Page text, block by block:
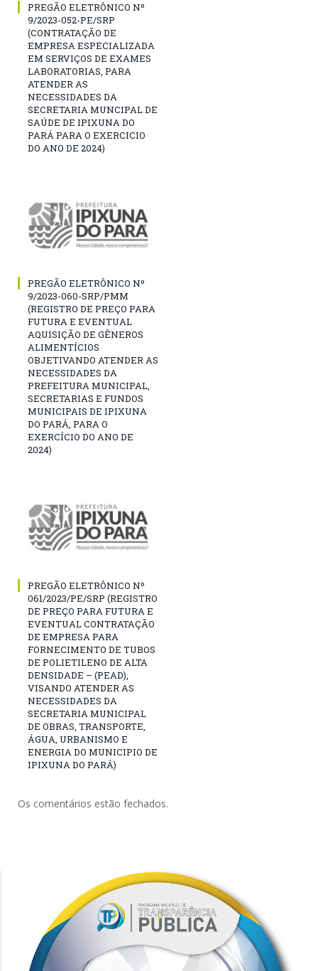
PREGÃO ELETRÔNICO Nº
9/2023-052-PE/SRP
(CONTRATAÇÃO DE
EMPRESA ESPECIALIZADA
EM SERVIÇOS DE EXAMES
LABORATORIAS, PARA
ATENDER AS
NECESSIDADES DA
SECRETARIA MUNCIPAL DE
SAÚDE DE IPIXUNA DO
PARÁ PARA O EXERCICIO
DO ANO DE 2024)
PREGÃO ELETRÔNICO Nº
9/2023-060-SRP/PMM
(REGISTRO DE PREÇO PARA
FUTURA E EVENTUAL
AQUISIÇÃO DE GÊNEROS
ALIMENTÍCIOS
OBJETIVANDO ATENDER AS
NECESSIDADES DA
PREFEITURA MUNICIPAL,
SECRETARIAS E FUNDOS
MUNICIPAIS DE IPIXUNA
DO PARÁ, PARA O
EXERCÍCIO DO ANO DE
2024)
PREGÃO ELETRÔNICO Nº
061/2023/PE/SRP (REGISTRO
DE PREÇO PARA FUTURA E
EVENTUAL CONTRATAÇÃO
DE EMPRESA PARA
FORNECIMENTO DE TUBOS
DE POLIETILENO DE ALTA
DENSIDADE – (PEAD),
VISANDO ATENDER AS
NECESSIDADES DA
SECRETARIA MUNICIPAL
DE OBRAS, TRANSPORTE,
ÁGUA, URBANISMO E
ENERGIA DO MUNICIPIO DE
IPIXUNA DO PARÁ)
Os comentários estão fechados.